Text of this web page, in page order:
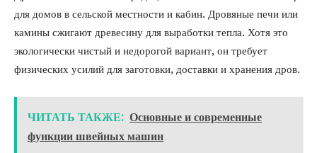
для домов в сельской местности и кабин. Дровяные печи или
камины сжигают древесину для выработки тепла. Хотя это
экологически чистый и недорогой вариант, он требует
физических усилий для заготовки, доставки и хранения дров.
ЧИТАТЬ ТАКЖЕ: Основные и современные
функции швейных машин